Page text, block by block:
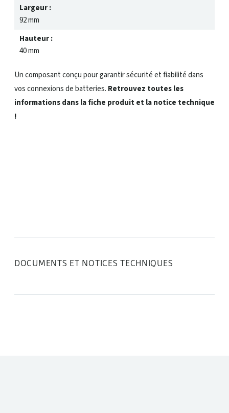
Largeur :
92 mm
Hauteur :
40 mm
Un composant conçu pour garantir sécurité et fiabilité dans
vos connexions de batteries. Retrouvez toutes les
informations dans la fiche produit et la notice technique
!
DOCUMENTS ET NOTICES TECHNIQUES